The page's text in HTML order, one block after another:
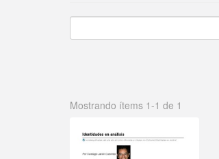
Mostrando ítems 1-1 de 1